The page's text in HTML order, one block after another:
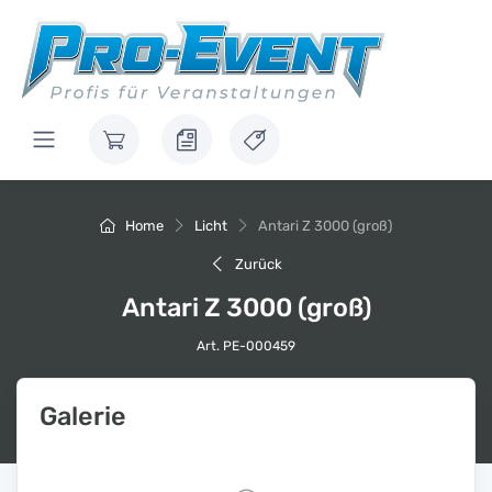
Home Licht Antari Z 3000 (groß)
Zurück
Antari Z 3000 (groß)
Art. PE-000459
Galerie